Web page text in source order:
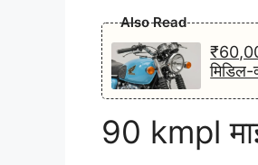
Also Read
90 kmpl